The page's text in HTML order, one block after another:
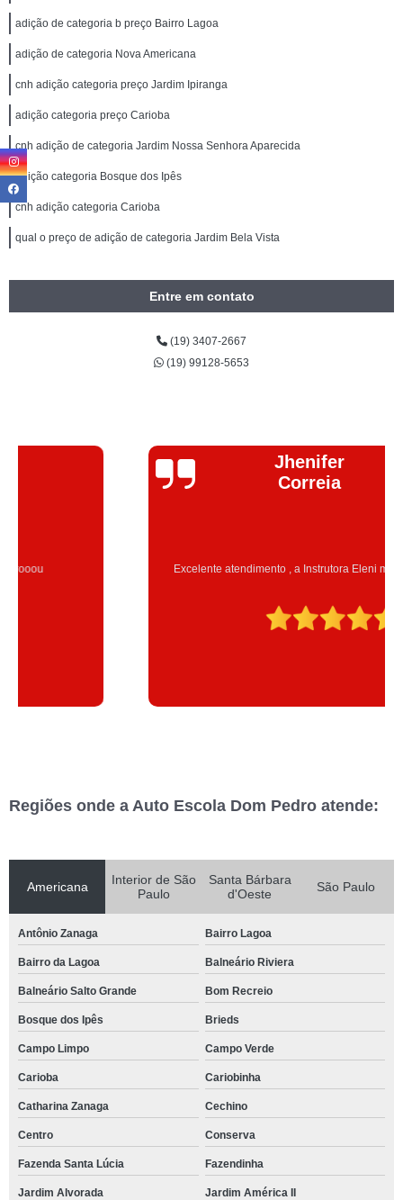
adição de categoria b preço Bairro Lagoa
adição de categoria Nova Americana
cnh adição categoria preço Jardim Ipiranga
adição categoria preço Carioba
cnh adição de categoria Jardim Nossa Senhora Aparecida
adição categoria Bosque dos Ipês
cnh adição categoria Carioba
qual o preço de adição de categoria Jardim Bela Vista
Entre em contato
(19) 3407-2667
(19) 99128-5653
Jhenifer
Correia
Excelente atendimento , a Instrutora Eleni maravilhosa atenciosa
Regiões onde a Auto Escola Dom Pedro atende:
Americana
Interior de São
Paulo
Santa Bárbara
d'Oeste
São Paulo
Antônio Zanaga Bairro Lagoa
Bairro da Lagoa Balneário Riviera
Balneário Salto Grande Bom Recreio
Bosque dos Ipês Brieds
Campo Limpo Campo Verde
Carioba Cariobinha
Catharina Zanaga Cechino
Centro Conserva
Fazenda Santa Lúcia Fazendinha
Jardim Alvorada Jardim América II